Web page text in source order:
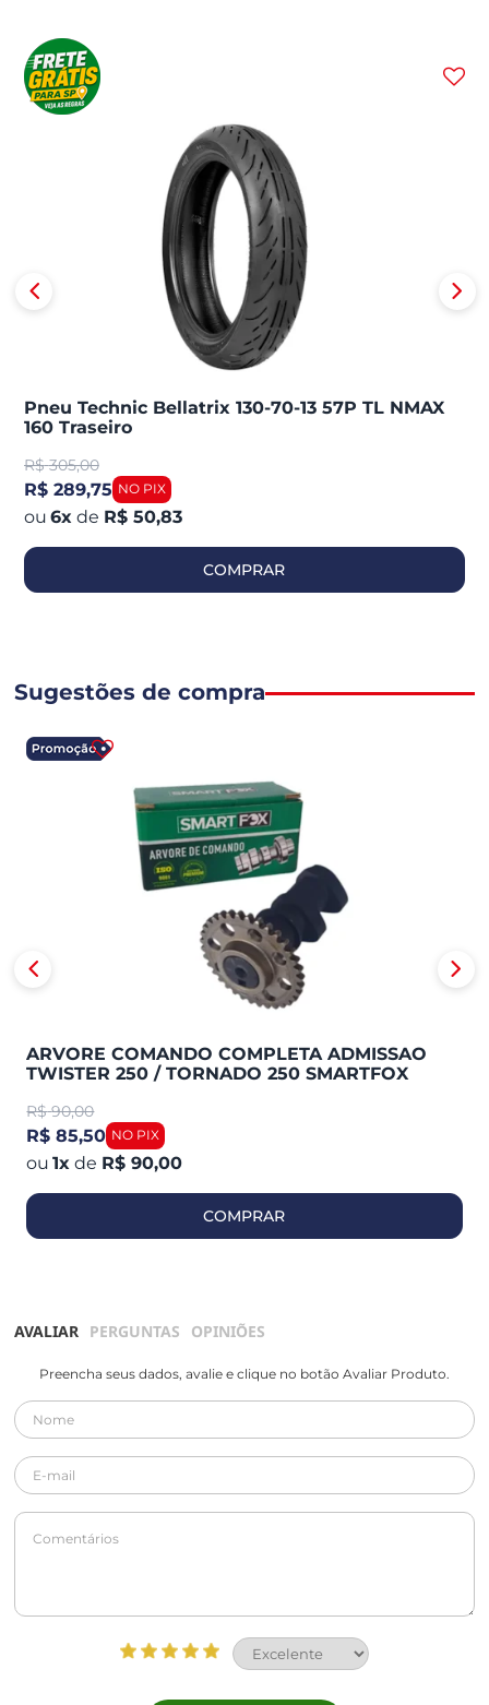
Pneu Technic Bellatrix 130-70-13 57P TL NMAX
160 Traseiro
R$ 305,00
R$ 289,75
6x de R$ 50,83
COMPRAR
Sugestões de compra
ARVORE COMANDO COMPLETA ADMISSAO
TWISTER 250 / TORNADO 250 SMARTFOX
R$ 90,00
R$ 85,50
1x de R$ 90,00
COMPRAR
AVALIAR PERGUNTAS OPINIÕES
Preencha seus dados, avalie e clique no botão Avaliar Produto.